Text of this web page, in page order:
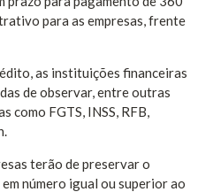
para as empresas, frente
as instituições financeiras
de observar, entre outras
como FGTS, INSS, RFB,
terão de preservar o
número igual ou superior ao